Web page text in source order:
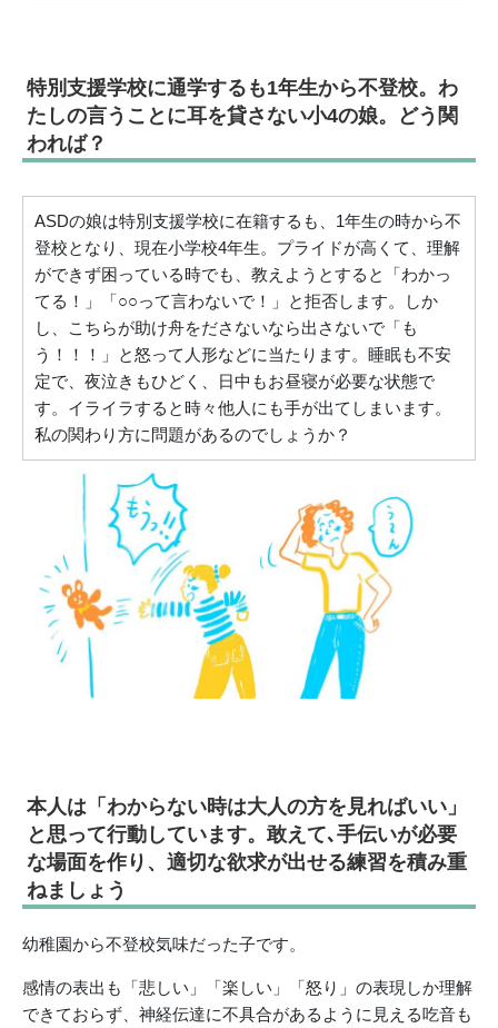
特別支援学校に通学するも1年生から不登校。わ
たしの言うことに耳を貸さない小4の娘。どう関
われば？
ASDの娘は特別支援学校に在籍するも、1年生の時から不
登校となり、現在小学校4年生。プライドが高くて、理解
ができず困っている時でも、教えようとすると「わかっ
てる！」「○○って言わないで！」と拒否します。しか
し、こちらが助け舟をださないなら出さないで「も
う！！！」と怒って人形などに当たります。睡眠も不安
定で、夜泣きもひどく、日中もお昼寝が必要な状態で
す。イライラすると時々他人にも手が出てしまいます。
私の関わり方に問題があるのでしょうか？
本人は「わからない時は大人の方を見ればいい」
と思って行動しています。敢えて､手伝いが必要
な場面を作り、適切な欲求が出せる練習を積み重
ねましょう
幼稚園から不登校気味だった子です。
感情の表出も「悲しい」「楽しい」「怒り」の表現しか理解
できておらず、神経伝達に不具合があるように見える吃音も